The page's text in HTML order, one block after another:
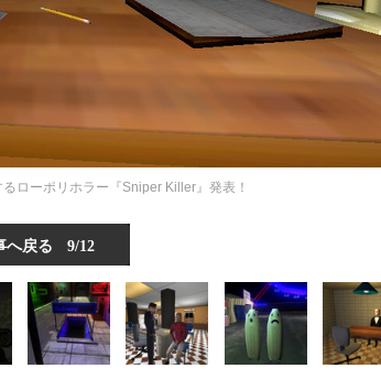
ローポリホラー『Sniper Killer』発表！
へ戻る 9/12